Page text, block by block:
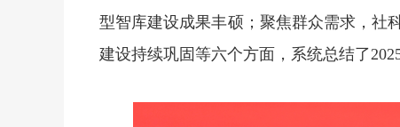
型智库建设成果丰硕；聚焦群众需求，社
建设持续巩固等六个方面，系统总结了